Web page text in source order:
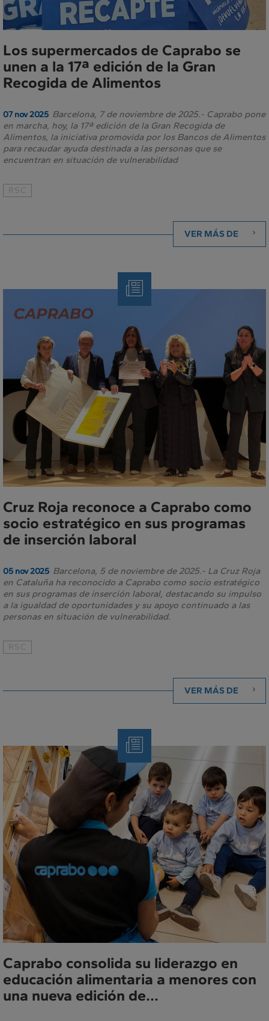
Los supermercados de Caprabo se
unen a la 17ª edición de la Gran
Recogida de Alimentos
07 nov 2025 Barcelona, 7 de noviembre de 2025.- Caprabo pone
en marcha, hoy, la 17ª edición de la Gran Recogida de
Alimentos, la iniciativa promovida por los Bancos de Alimentos
para recaudar ayuda destinada a las personas que se
encuentran en situación de vulnerabilidad
RSC
VER MÁS DE
Nota
de
Prensa
Cruz Roja reconoce a Caprabo como
socio estratégico en sus programas
de inserción laboral
05 nov 2025 Barcelona, 5 de noviembre de 2025.- La Cruz Roja
en Cataluña ha reconocido a Caprabo como socio estratégico
en sus programas de inserción laboral, destacando su impulso
a la igualdad de oportunidades y su apoyo continuado a las
personas en situación de vulnerabilidad.
RSC
VER MÁS DE
Nota
de
Prensa
Caprabo consolida su liderazgo en
educación alimentaria a menores con
una nueva edición de...